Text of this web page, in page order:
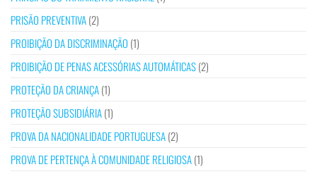
PRISÃO PREVENTIVA(2)
PROIBIÇÃO DA DISCRIMINAÇÃO (1)
PROIBIÇÃO DE PENAS ACESSÓRIAS AUTOMÁTICAS(2)
PROTEÇÃO DA CRIANÇA(1)
PROTEÇÃO SUBSIDIÁRIA(1)
PROVA DA NACIONALIDADE PORTUGUESA(2)
PROVA DE PERTENÇA À COMUNIDADE RELIGIOSA(1)